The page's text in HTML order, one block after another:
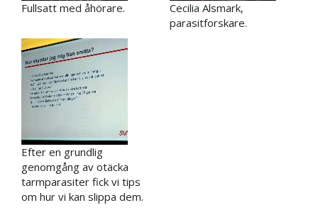
Fullsatt med åhörare.
Cecilia Alsmark,
parasitforskare.
Efter en grundlig
genomgång av otäcka
tarmparasiter fick vi tips
om hur vi kan slippa dem.